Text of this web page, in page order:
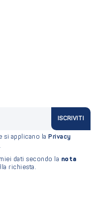
ISCRIVITI
si applicano la Privacy
dati secondo la nota
richiesta.